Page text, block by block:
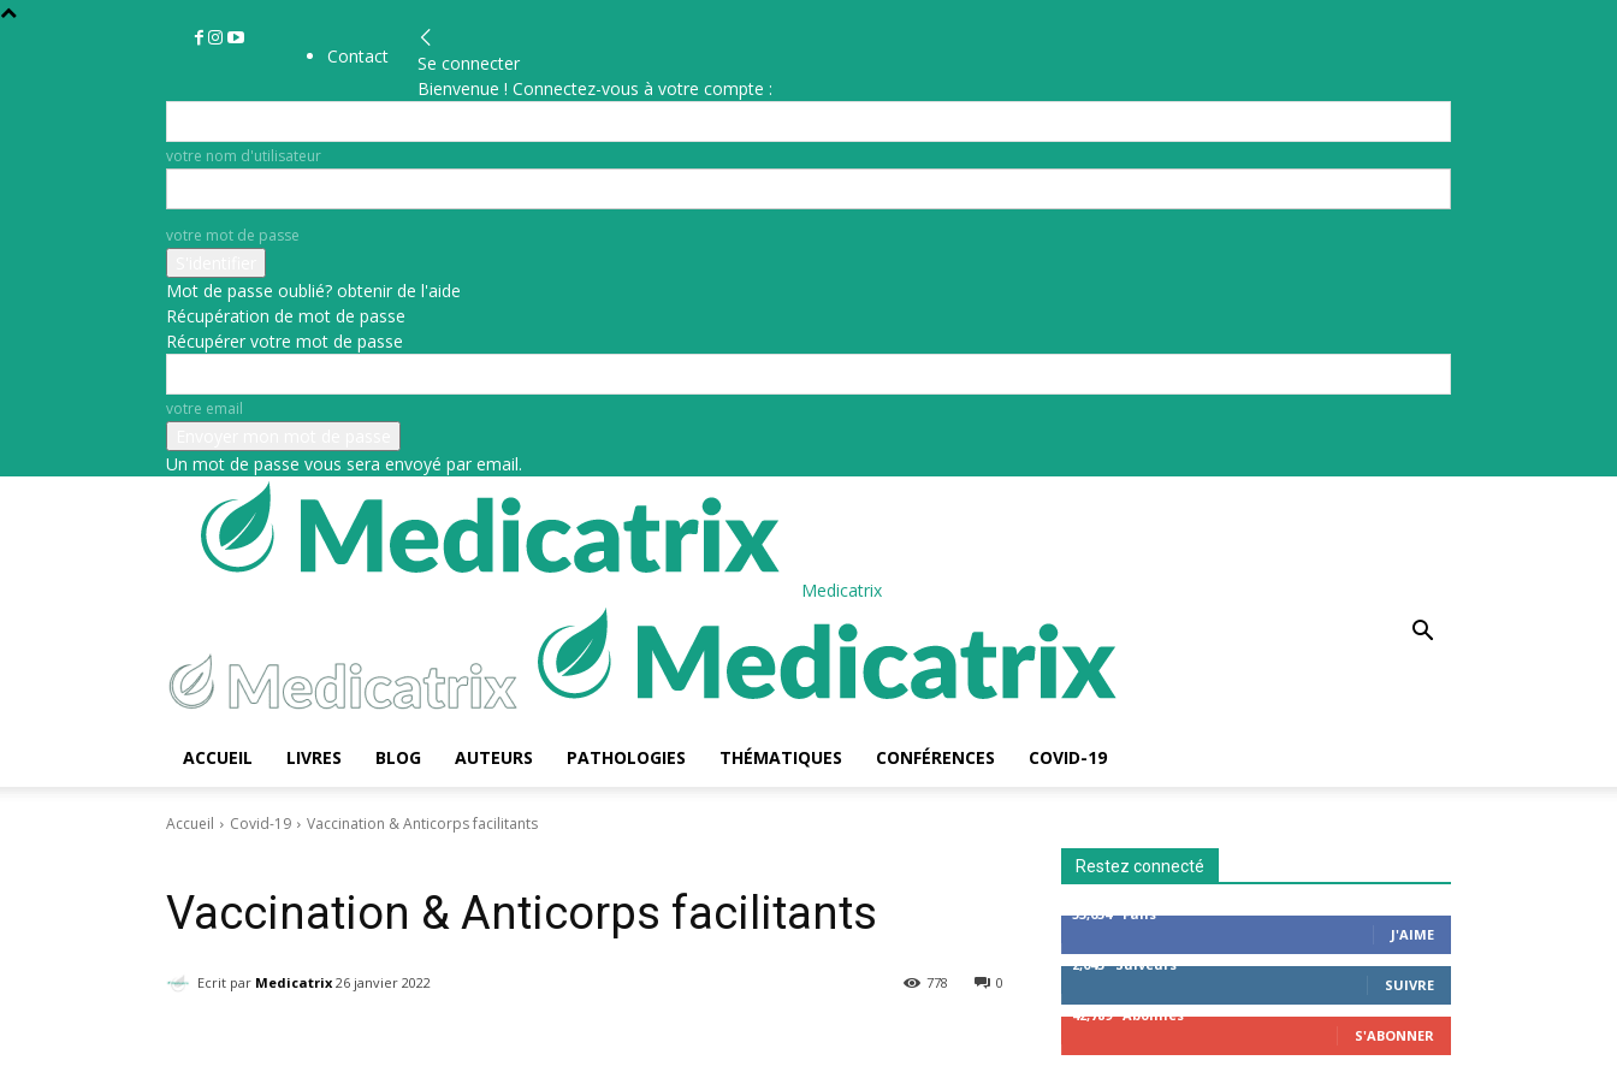
Contact
Se connecter
Bienvenue ! Connectez-vous à votre compte :
votre nom d'utilisateur
votre mot de passe
Mot de passe oublié? obtenir de l'aide
Récupération de mot de passe
Récupérer votre mot de passe
votre email
Un mot de passe vous sera envoyé par email.
Medicatrix
ACCUEIL LIVRES BLOG AUTEURS PATHOLOGIES THÉMATIQUES CONFÉRENCES COVID-19
Accueil Covid-19 Vaccination & Anticorps facilitants
Vaccination & Anticorps facilitants
Ecrit par Medicatrix 26 janvier 2022 0
778
Restez connecté
53,654
Fans
J'AIME
2,043 Suiveurs
SUIVRE
42,789 Abonnés
S'ABONNER